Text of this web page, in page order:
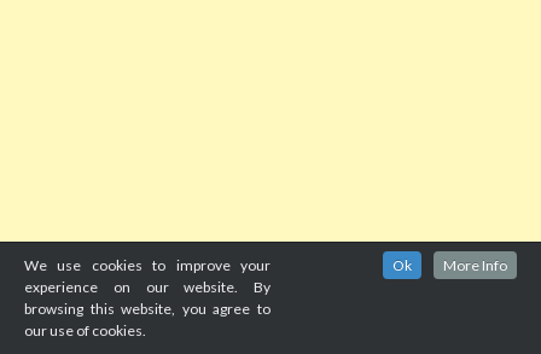
We use cookies to improve your
experience on our website. By
browsing this website, you agree to
our use of cookies.
Ok More Info